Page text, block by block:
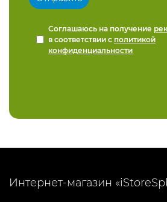
Соглашаюсь на получение
в соответствии с политикой
конфиденциальности
Интернет-магазин